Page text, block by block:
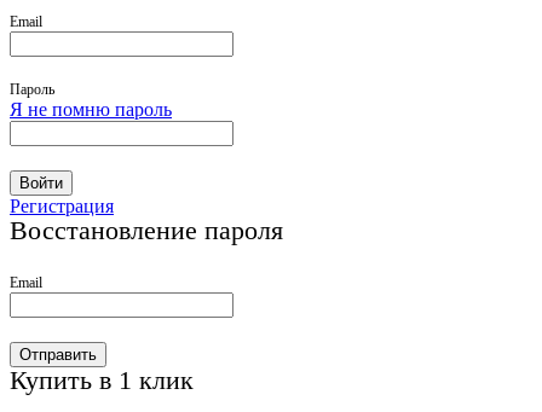
Email
Пароль
Я не помню пароль
Войти
Регистрация
Восстановление пароля
Email
Отправить
Купить в 1 клик